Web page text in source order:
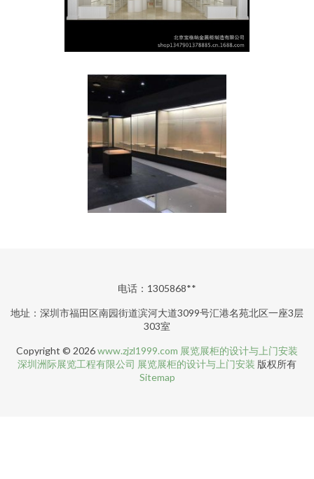
电话：1305868**
地址：深圳市福田区南园街道滨河大道3099号汇港名苑北区一座3层
303室
Copyright © 2026www.zjzl1999.com 展览展柜的设计与上门安装
深圳洲际展览工程有限公司 展览展柜的设计与上门安装 版权所有
Sitemap